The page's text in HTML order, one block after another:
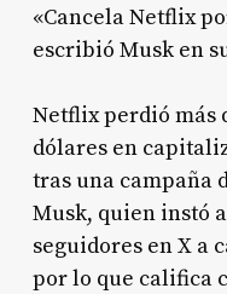
«Cancela Netflix
escribió Musk en
Netflix perdió más
dólares en
tras una campaña
Musk, quien instó
seguidores en X a
por lo que califica